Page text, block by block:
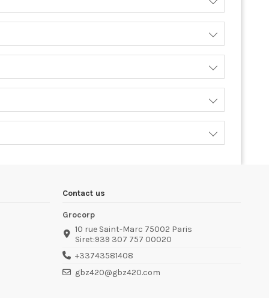
Contact us
Grocorp
10 rue Saint-Marc 75002 Paris
Siret:939 307 757 00020
+33743581408
gbz420@gbz420.com